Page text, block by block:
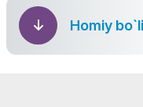
Homiy